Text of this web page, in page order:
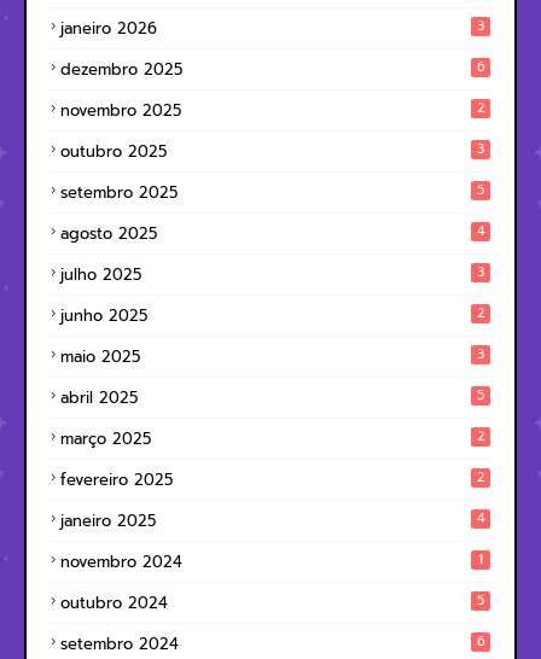
janeiro 2026 3
dezembro 2025 6
novembro 2025 2
outubro 2025 3
setembro 2025 5
agosto 2025 4
julho 2025 3
junho 2025 2
maio 2025 3
abril 2025 5
março 2025 2
fevereiro 2025 2
janeiro 2025 4
novembro 2024 1
outubro 2024 5
setembro 2024 6